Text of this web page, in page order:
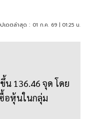
เดตล่าสุด : 01 ก.ค. 69 | 01:25 น.
136.46 จุด โดย
อหุ้นในกลุ่ม